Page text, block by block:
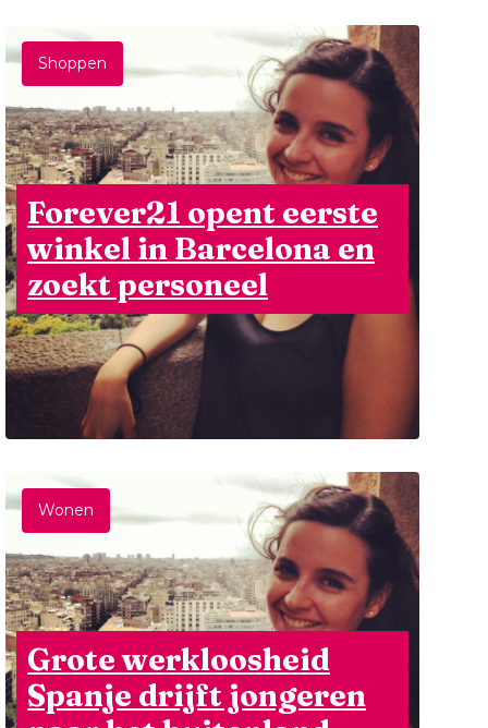
Shoppen
Forever21 opent eerste
winkel in Barcelona en
zoekt personeel
Wonen
Grote werkloosheid
Spanje drijft jongeren